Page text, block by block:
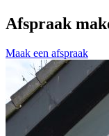
Afspraak
Maak een afspraak